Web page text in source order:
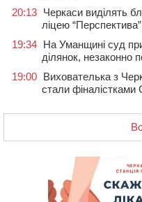
20:13 Черкаси виділять
ліцею
19:34 На Уманщині суд
ділянок, незаконно
19:00 Вихователька з
стали
закрили сезон
“Це страшна
СМА 13-річного
ОВА виділити